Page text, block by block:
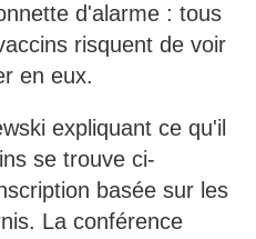
d'alarme : tous
risquent de voir
en eux.
expliquant ce qu'il
se trouve ci-
basée sur les
La conférence